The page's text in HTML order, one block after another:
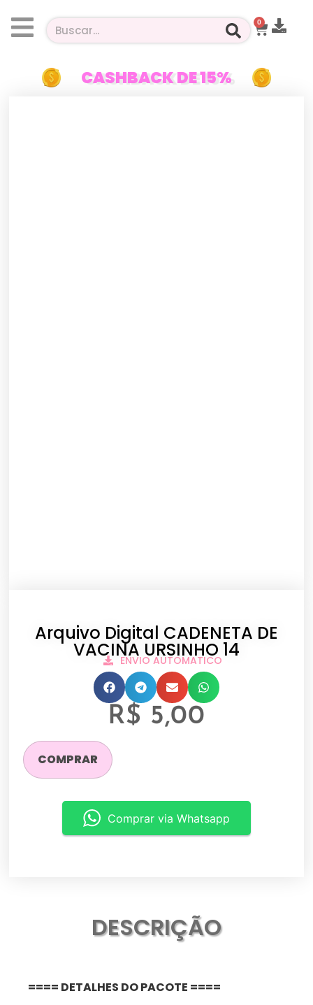
0
CASHBACK DE 15%
Arquivo Digital CADENETA DE
VACINA URSINHO 14
ENVIO AUTOMATICO
R$ 5,00
COMPRAR
Comprar via Whatsapp
DESCRIÇÃO
==== DETALHES DO PACOTE ====